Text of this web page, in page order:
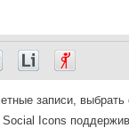
записи,
Icons